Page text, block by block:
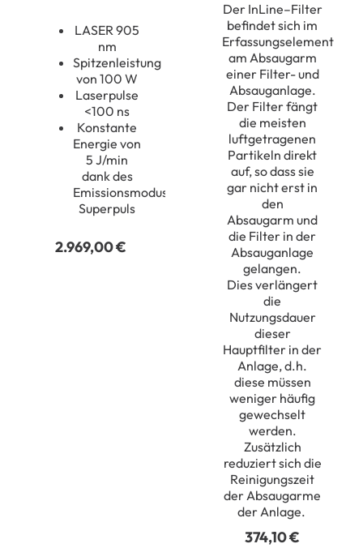
LASER 905
nm
Spitzenleistung
von 100 W
Laserpulse
<100 ns
Konstante
Energie von
5 J/min
dank des
Emissionsmodus
Superpuls
2.969,00€
Der InLine–Filter
befindet sich im
Erfassungselement
am Absaugarm
einer Filter- und
Absauganlage.
Der Filter fängt
die meisten
luftgetragenen
Partikeln direkt
auf, so dass sie
gar nicht erst in
den
Absaugarm und
die Filter in der
Absauganlage
gelangen.
Diesverlängert
die
Nutzungsdauer
dieser
Hauptfilter in der
Anlage, d.h.
diese müssen
weniger häufig
gewechselt
werden.
Zusätzlich
reduziert sich die
Reinigungszeit
der Absaugarme
der Anlage.
374,10€